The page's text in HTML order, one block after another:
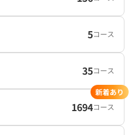
5コース
35コース
1694コース
新着あり